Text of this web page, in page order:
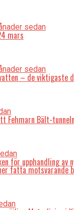
sedan
mars
sedan
– de viktigaste
Fehmarn Bält-
för upphandling av
fatta motsvarande